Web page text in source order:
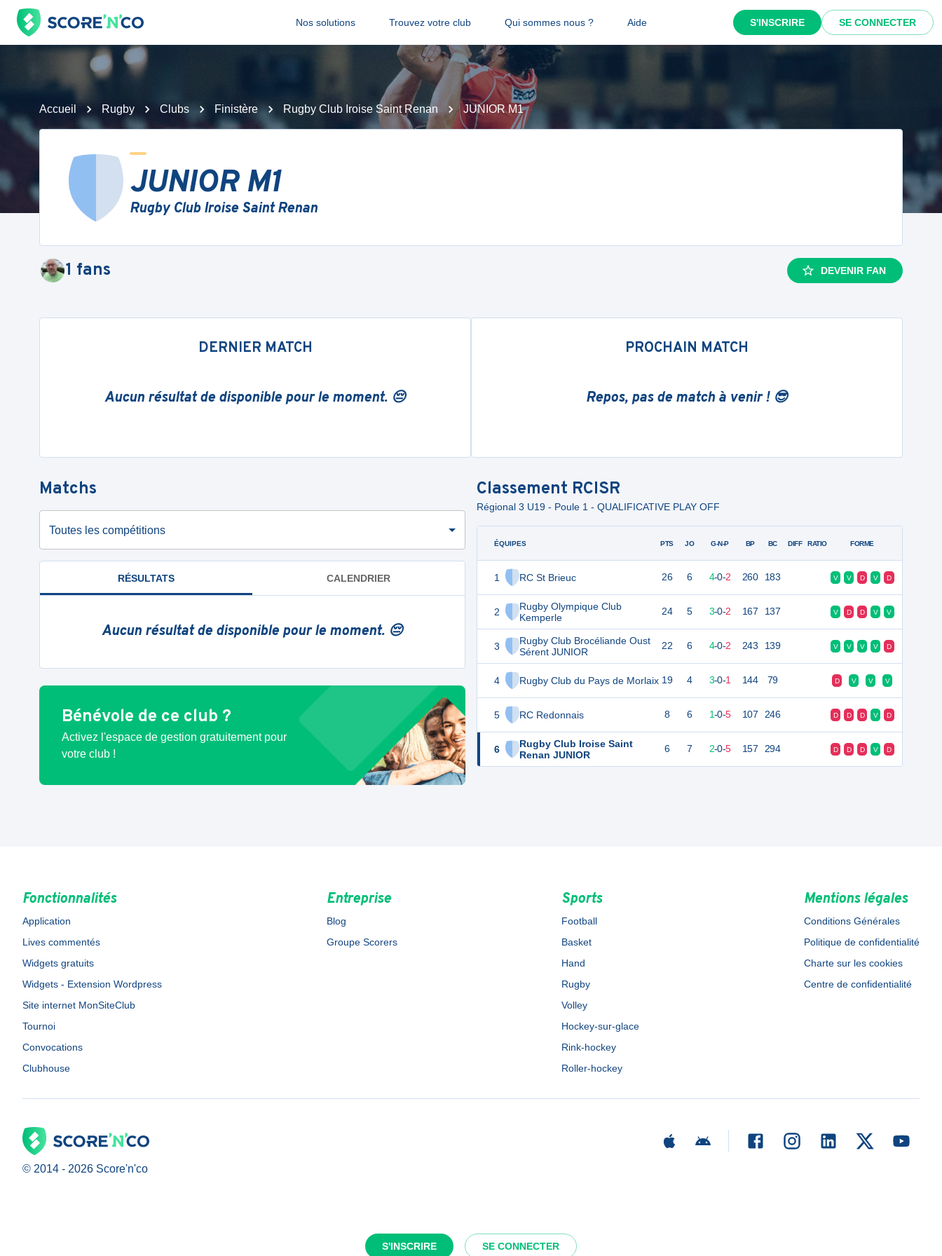
Nos solutions Trouvez votre club Qui sommes nous ? Aide S'INSCRIRE SE CONNECTER
S'INSCRIRE SE CONNECTER
Accueil Rugby Clubs Finistère Rugby Club Iroise Saint Renan JUNIOR M1
JUNIOR M1
Rugby Club Iroise Saint Renan
1 fans DEVENIR FAN
DERNIER MATCH
Aucun résultat de disponible pour le moment. 😔
PROCHAIN MATCH
Repos, pas de match à venir ! 😎
Matchs
Toutes les compétitions
RÉSULTATS CALENDRIER
Aucun résultat de disponible pour le moment. 😔
Bénévole de ce club ?
Activez l'espace de gestion gratuitement pour
votre club !
Classement RCISR
Régional 3 U19 - Poule 1 - QUALIFICATIVE PLAY OFF
ÉQUIPES
1 RC St Brieuc
2
Rugby Olympique Club
Kemperle
3
Rugby Club Brocéliande Oust
Sérent JUNIOR
4 Rugby Club du Pays de Morlaix
5 RC Redonnais
6
Rugby Club Iroise Saint
Renan JUNIOR
PTS JO G-N-P BP BC DIFF RATIO FORME
26 6 4-0-2 260 183 V V D V D
24 5 3-0-2 167 137 V D D V V
22 6 4-0-2 243 139 V V V V D
19 4 3-0-1 144 79 D V V V
8 6 1-0-5 107 246 D D D V D
6 7 2-0-5 157 294 D D D V D
Fonctionnalités
Application
Lives commentés
Widgets gratuits
Widgets - Extension Wordpress
Site internet MonSiteClub
Tournoi
Convocations
Clubhouse
Entreprise
Blog
Groupe Scorers
Sports
Football
Basket
Hand
Rugby
Volley
Hockey-sur-glace
Rink-hockey
Roller-hockey
Mentions légales
Conditions Générales
Politique de confidentialité
Charte sur les cookies
Centre de confidentialité
© 2014 - 2026 Score'n'co